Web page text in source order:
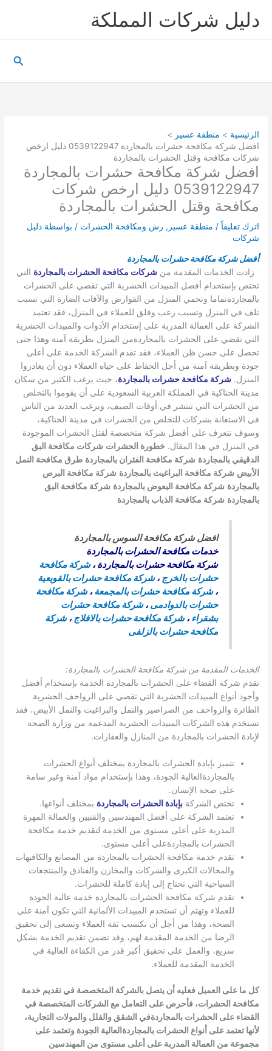
دليل شركات المملكة
الرئيسية
منطقة عسير
افضل شركة مكافحة حشرات بالمجاردة 0539122947 دليل ارخص
شركات مكافحة وقتل الحشرات بالمجاردة
افضل شركة مكافحة حشرات بالمجاردة
0539122947 دليل ارخص شركات
مكافحة وقتل الحشرات بالمجاردة
اترك تعليقاً / منطقة عسير , رش ومكافحة الحشرات / بواسطة دليل
شركات
أفضل شركة مكافحة حشرات بالمجاردة
زادت الخدمات المقدمة منشركات مكافحة الحشرات بالمجاردة التي
تختص بإستخدام أفضل المبيدات الحشرية التي تقضي على الحشرات
بالمجاردةتماما وتحمي المنزل من القوارض والآفات الضارة التي تسبب
تلف في المنزل وتسبب رعب وقلق للعملاء في المنزل، فقد تعتمد
الشركة على العمالة المدربة على إستخدام الأدوات والمبيدات الحشرية
التي تقضي على الحشرات بالمجاردةمن المنزل بطريقة آمنة وهذا حتى
تحصل على حسن ظن العملاء، فقد تقدم الشركة الخدمة على أعلى
جودة وبطريقة آمنة من أجل الحفاظ على حياه العملاء دون أن يغادروا
المنزل.شركة مكافحة حشرات بالمجاردة، حيث يرغب الكثير من سكان
مدينة الحناكية في المملكة العربية السعودية على أن يقوموا بالتخلص
من الحشرات التي تنتشر في أوقات الصيف، ويرغب العديد من الناس
في الاستعانة بشركات للتخلص من الحشرات في مدينة الحناكية،
وسوف نتعرف على أفضل شركة متخصصة لقتل الحشرات الموجودة
في المنزل في هذا المقال. خطورة الحشرات شركات مكافحة البق
الدقيقي بالمجاردة شركة مكافحة الفئران بالمجاردة طرق مكافحة النمل
الأبيض شركة مكافحة البراغيث بالمجاردة شركة مكافحة البرص
بالمجاردة شركة مكافحة البعوض بالمجاردة شركة مكافحة البق
بالمجاردة شركة مكافحة الذباب بالمجاردة
افضل شركة مكافحة السوس بالمجاردة
خدمات مكافحة الحشرات بالمجاردة
شركة مكافحة حشرات بالمجاردة،شركة مكافحة
حشرات بالخرج،شركة مكافحة حشرات بالقويعية
،شركة مكافحة حشرات بالمجمعة،شركة مكافحة
حشرات بالدوادمى،شركة مكافحة حشرات
بشقراء،شركة مكافحة حشرات بالافلاج،شركة
مكافحة حشرات بالزلفى
الخدمات المقدمة من شركة مكافحة الحشرات بالمجاردة:
تقدم شركة القضاء على الحشرات بالمجاردة الخدمة بإستخدام أفضل
وأجود أنواع المبيدات الحشرية التي تقضي على الزواحف الحشرية
الطائرة والزواحف من الصراصير والنمل والبراغيت والنمل الأبيض، فقد
تستخدم هذه الشركات المبيدات الحشرية المدعمة من وزارة الصحة
لإبادة الحشرات بالمجاردة من المنازل والعقارات.
تتميز بإبادة الحشرات بالمجاردة بمختلف أنواع الحشرات
بالمجاردةالعالية الجودة، وهذا بإستخدام مواد آمنة وغير سامة
على صحة الإنسان.
تختص الشركة بإبادة الحشرات بالمجاردة بمختلف أنواعها.
تعتمد الشركة على أفضل المهندسين والفنيين والعمالة المهرة
المدربة على أعلى مستوى من الخدمة لتقديم خدمة مكافحة
الحشرات بالمجاردةعلى أعلى مستوى.
تقدم خدمة مكافحة الحشرات بالمجاردة من المصانع والكافيهات
والمحالات الكبرى والشركات والمخازن والفنادق والمنتجعات
السياحية التي تحتاج إلى إبادة كاملة للحشرات.
تقدم شركة مكافحة الحشرات بالمجاردة خدمة عالية الجودة
للعملاء وتهتم أن تستخدم المبيدات الألمانية التي تكون آمنة على
الصحة، وهذا من أجل أن تكتسب ثقة العملاء وتسعى إلى تحقيق
الرضا من الخدمة المقدمة لهم، وقد تضمن تقديم الخدمة بشكل
سريع، والعمل على تحقيق أكبر قدر من الكفاءة العالية في
الخدمة المقدمة للعملاء.
كل ما على العميل فعليه أن يتصل بالشركة المتخصصة في تقديم خدمة
مكافحة الحشرات، فأحرص على التعامل مع الشركات المتخصصة في
القضاء على الحشرات بالمجاردةفي الشقق والفلل والمولات التجارية،
لأنها تعتمد على أنواع الحشرات بالمجاردة العالية الجودة وتعتمد على
مجموعة من العمالة المدربة على أعلى مستوى من المهندسين